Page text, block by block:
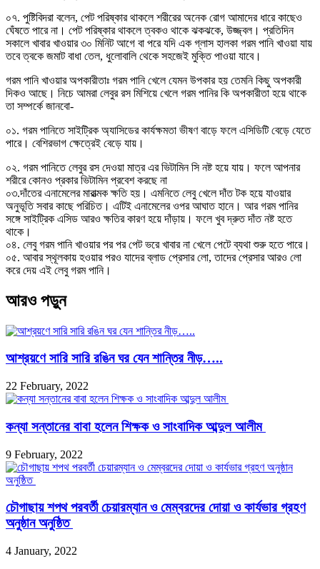
০৭. পুষ্টিবিদরা বলেন, পেট পরিষ্কার থাকলে শরীরের অনেক রোগ আমাদের ধারে কাছেও
ঘেঁষতে পারে না। পেট পরিষ্কার থাকলে ত্বকও থাকে ঝকঝকে, উজ্জ্বল। প্রতিদিন
সকালে খাবার খাওয়ার ৩০ মিনিট আগে বা পরে যদি এক গ্লাস হালকা গরম পানি খাওয়া যায়
তবে ত্বকে জমাট বাধা তেল, ধুলোবালি থেকে সহজেই মুক্তি পাওয়া যাবে।
গরম পানি খাওয়ার অপকারীতাঃ গরম পানি খেলে যেমন উপকার হয় তেমনি কিছু অপকারী
দিকও আছে। নিচে আমরা লেবুর রস মিশিয়ে খেলে গরম পানির কি অপকারীতা হয়ে থাকে
তা সম্পর্কে জানবো-
০১. গরম পানিতে সাইট্রিক অ্যাসিডের কার্যক্ষমতা ভীষণ বাড়ে ফলে এসিডিটি বেড়ে যেতে
পারে। বেশিরভাগ ক্ষেত্রেই বেড়ে যায়।
০২. গরম পানিতে লেবুর রস দেওয়া মাত্র এর ভিটামিন সি নষ্ট হয়ে যায়। ফলে আপনার
শরীরে কোনও প্রকার ভিটামিন প্রবেশ করছে না
০৩.দাঁতের এনামেলের মারাত্মক ক্ষতি হয়। এমনিতে লেবু খেলে দাঁত টক হয়ে যাওয়ার
অনুভূতি সবার কাছে পরিচিত। এটিই এনামেলের ওপর আঘাত হানে। আর গরম পানির
সঙ্গে সাইট্রিক এসিড আরও ক্ষতির কারণ হয়ে দাঁড়ায়। ফলে খুব দ্রুত দাঁত নষ্ট হতে
থাকে।
০৪. লেবু গরম পানি খাওয়ার পর পর পেট ভরে খাবার না খেলে পেটে ব্যথা শুরু হতে পারে।
০৫. আবার স্থূলকায় হওয়ার পরও যাদের ব্লাড প্রেসার লো, তাদের প্রেসার আরও লো
করে দেয় এই লেবু গরম পানি।
আরও পড়ুন
আশ্রয়ণে সারি সারি রঙিন ঘর যেন শান্তির নীড়…..
22 February, 2022
কন্যা সন্তানের বাবা হলেন শিক্ষক ও সাংবাদিক আব্দুল আলীম
9 February, 2022
চৌগাছায় শপথ পরবর্তী চেয়ারম্যান ও মেম্বরদের দোয়া ও কার্যভার গ্রহণ
অনুষ্ঠান অনুষ্ঠিত
4 January, 2022